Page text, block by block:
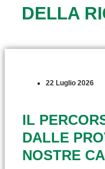
DELLA
22 Luglio 2026
IL
DALLE
NOSTRE